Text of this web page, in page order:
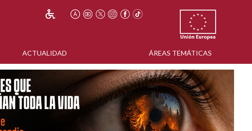
ACTUALIDAD ÁREAS TEMÁTICAS